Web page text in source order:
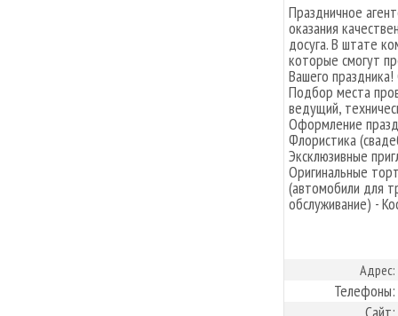
Праздничное
оказания
досуга. В штате
которые смогут
Вашего
Подбор места
ведущий,
Оформление
Флористика
Эксклюзивные
Оригинальные
(автомобили для
обслуживание) -
Адрес:
Телефоны:
Сайт: